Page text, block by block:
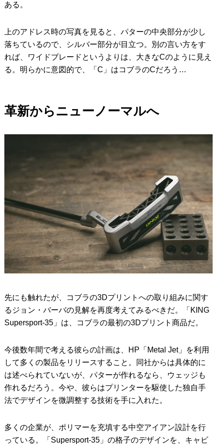
ある。
上のアドレス時の写真を見ると、パターの中央部分が少し
落ちているので、シルバー部分が目立つ。別の言い方をす
れば、ワイドブレードというよりは、大きなCのように見え
る。明らかに意図的で、「C」はコブラのCだろう…
革新からニューノーマルへ
先にも触れたが、コブラの3Dプリントへの取り組みに関す
るジョン・バーバの見解を再度考えてみるべきだ。「KING
Supersport-35」は、コブラの最初の3Dプリント商品だ。
今後数年間で考える彼らの計画は、HP「Metal Jet」を利用
して多くの製品をリリースすること。同社からは具体的に
は述べられていないが、パターが作れるなら、ウェッジも
作れるだろう。今や、彼らはプリンターを駆使した独自手
法でデザインを微調整する技術を手に入れた。
多くの企業が、ポリマーを充填する中空アイアン設計を行
っている。「Supersport-35」の格子のデザインを、キャビ